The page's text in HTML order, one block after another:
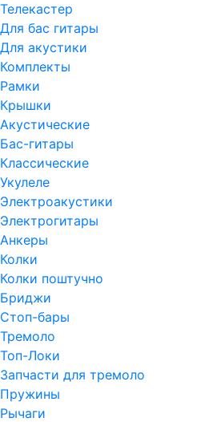
Телекастер
Для бас гитары
Для акустики
Комплекты
Рамки
Крышки
Акустические
Бас-гитары
Классические
Укулеле
Электроакустики
Электрогитары
Анкеры
Колки
Колки поштучно
Бриджи
Стоп-бары
Тремоло
Топ-Локи
Запчасти для тремоло
Пружины
Рычаги